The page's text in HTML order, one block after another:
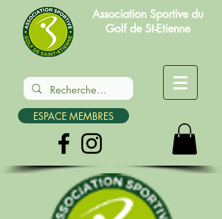
Association Sportive du
Golf de St-Etienne
ESPACE MEMBRES